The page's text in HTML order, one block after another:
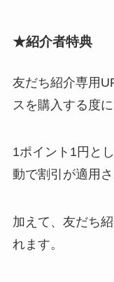
★紹介者特典
友だち紹介専用
スを購入する度に
1ポイント1円と
動で割引が適用さ
加えて、友だち
れます。